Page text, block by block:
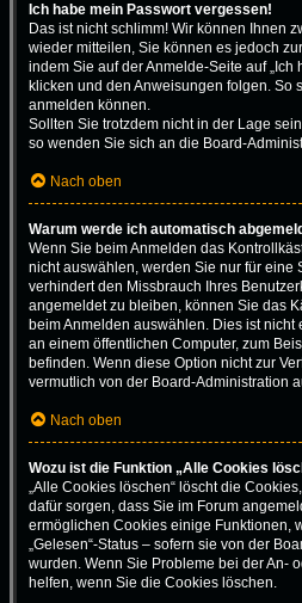
Ich habe mein Passwort vergessen!
Das ist nicht schlimm! Wir können Ihnen
wieder mitteilen, Sie können es jedoch
indem Sie auf der Anmelde-Seite auf „Ich
klicken und den Anweisungen folgen. So
anmelden können.
Sollten Sie trotzdem nicht in der Lage
so wenden Sie sich an die Board-
Nach oben
Warum werde ich automatisch
Wenn Sie beim Anmelden das
nicht auswählen, werden Sie nur für eine
verhindert den Missbrauch Ihres
angemeldet zu bleiben, können Sie das
beim Anmelden auswählen. Dies ist nicht
an einem öffentlichen Computer, zum
befinden. Wenn diese Option nicht zur
vermutlich von der Board-Administration
Nach oben
Wozu ist die Funktion „Alle Cookies
„Alle Cookies löschen“ löscht die
dafür sorgen, dass Sie im Forum
ermöglichen Cookies einige Funktionen,
„Gelesen“-Status – sofern sie von der
wurden. Wenn Sie Probleme bei der An-
helfen, wenn Sie die Cookies löschen.